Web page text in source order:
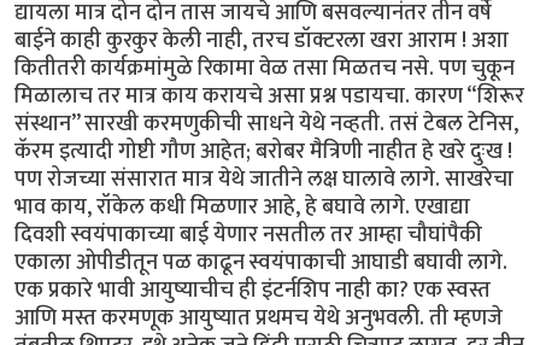
द्यायला मात्र दोन दोन तास जायचे आणि बसवल्यानंतर तीन वर्षे
बाईने काही कुरकुर केली नाही, तरच डॉक्टरला खरा आराम ! अशा
कितीतरी कार्यक्रमांमुळे रिकामा वेळ तसा मिळतच नसे. पण चुकून
मिळालाच तर मात्र काय करायचे असा प्रश्न पडायचा. कारण “शिरूर
संस्थान” सारखी करमणुकीची साधने येथे नव्हती. तसं टेबल टेनिस,
कॅरम इत्यादी गोष्टी गौण आहेत; बरोबर मैत्रिणी नाहीत हे खरे दुःख !
पण रोजच्या संसारात मात्र येथे जातीने लक्ष घालावे लागे. साखरेचा
भाव काय, रॉकेल कधी मिळणार आहे, हे बघावे लागे. एखाद्या
दिवशी स्वयंपाकाच्या बाई येणार नसतील तर आम्हा चौघांपैकी
एकाला ओपीडीतून पळ काढून स्वयंपाकाची आघाडी बघावी लागे.
एक प्रकारे भावी आयुष्याचीच ही इंटर्नशिप नाही का? एक स्वस्त
आणि मस्त करमणूक आयुष्यात प्रथमच येथे अनुभवली. ती म्हणजे